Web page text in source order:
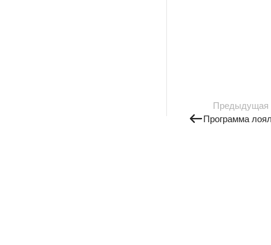
Предыдущая
Программа